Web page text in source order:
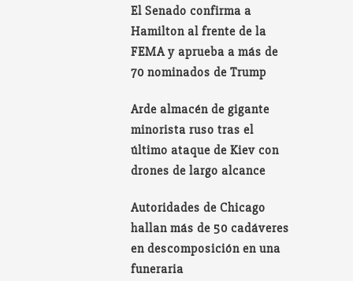
El Senado confirma a
Hamilton al frente de la
FEMA y aprueba a más de
70 nominados de Trump
Arde almacén de gigante
minorista ruso tras el
último ataque de Kiev con
drones de largo alcance
Autoridades de Chicago
hallan más de 50 cadáveres
en descomposición en una
funeraria